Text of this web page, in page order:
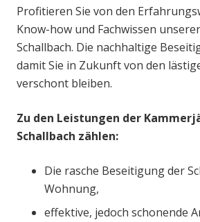
Profitieren Sie von den
Know-how und Fachwissen
Schallbach. Die nachhaltige
damit Sie in Zukunft von den
verschont bleiben.
Zu den Leistungen der
Schallbach zählen:
Die rasche Beseitigung der
Wohnung,
effektive, jedoch schonende